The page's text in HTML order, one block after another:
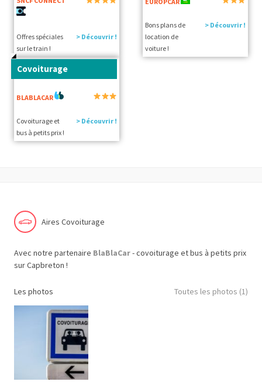
Offres spéciales
sur le train !
> Découvrir !
Bons plans de
location de
voiture !
> Découvrir !
Covoiturage
BLABLACAR
Covoiturage et
bus à petits prix !
> Découvrir !
Aires Covoiturage
Avec notre partenaire BlaBlaCar- covoiturage et bus à petits prix
sur Capbreton !
Les photos Toutes les photos (1)